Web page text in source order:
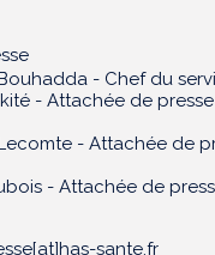
- Chef du
- Attachée de presse
- Attachée de
- Attachée de
sante.fr